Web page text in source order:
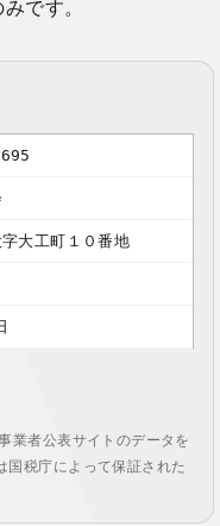
です。
大工町１０番地
業者公表サイトのデータを
国税庁によって保証された